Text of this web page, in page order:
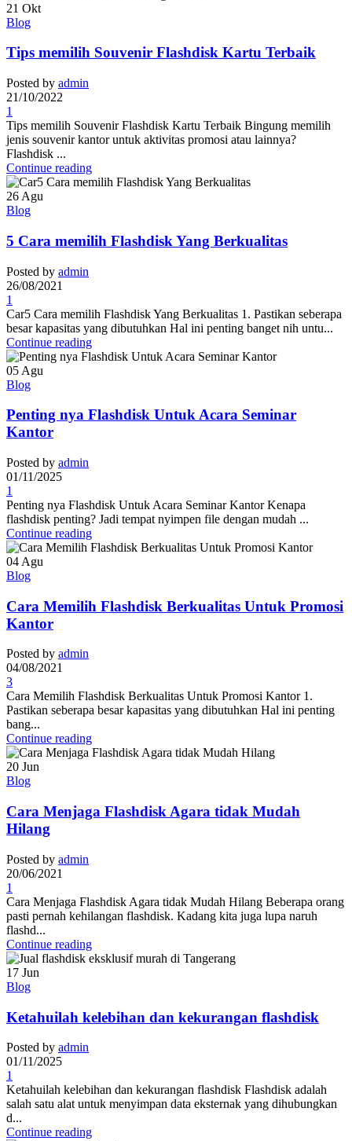
21 Okt
Blog
Tips memilih Souvenir Flashdisk Kartu Terbaik
Posted by admin
21/10/2022
1
Tips memilih Souvenir Flashdisk Kartu Terbaik Bingung memilih
jenis souvenir kantor untuk aktivitas promosi atau lainnya?
Flashdisk ...
Continue reading
26 Agu
Blog
5 Cara memilih Flashdisk Yang Berkualitas
Posted by admin
26/08/2021
1
Car5 Cara memilih Flashdisk Yang Berkualitas 1. Pastikan seberapa
besar kapasitas yang dibutuhkan Hal ini penting banget nih untu...
Continue reading
05 Agu
Blog
Penting nya Flashdisk Untuk Acara Seminar
Kantor
Posted by admin
01/11/2025
1
Penting nya Flashdisk Untuk Acara Seminar Kantor Kenapa
flashdisk penting? Jadi tempat nyimpen file dengan mudah ...
Continue reading
04 Agu
Blog
Cara Memilih Flashdisk Berkualitas Untuk Promosi
Kantor
Posted by admin
04/08/2021
3
Cara Memilih Flashdisk Berkualitas Untuk Promosi Kantor 1.
Pastikan seberapa besar kapasitas yang dibutuhkan Hal ini penting
bang...
Continue reading
20 Jun
Blog
Cara Menjaga Flashdisk Agara tidak Mudah
Hilang
Posted by admin
20/06/2021
1
Cara Menjaga Flashdisk Agara tidak Mudah Hilang Beberapa orang
pasti pernah kehilangan flashdisk. Kadang kita juga lupa naruh
flashd...
Continue reading
17 Jun
Blog
Ketahuilah kelebihan dan kekurangan flashdisk
Posted by admin
01/11/2025
1
Ketahuilah kelebihan dan kekurangan flashdisk Flashdisk adalah
salah satu alat untuk menyimpan data eksternak yang dihubungkan
d...
Continue reading